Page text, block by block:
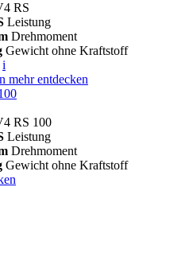
RS
Leistung
Drehmoment
Gewicht ohne Kraftstoff
i
mehr entdecken
RS 100
Leistung
Drehmoment
Gewicht ohne Kraftstoff